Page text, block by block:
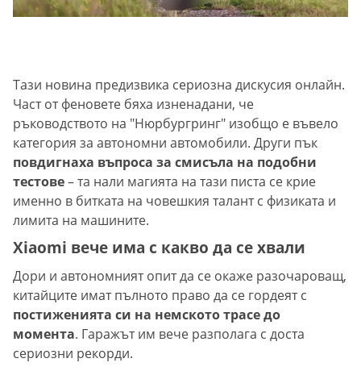
Тази новина предизвика сериозна дискусия онлайн.
Част от феновете бяха изненадани, че
ръководството на "Нюрбургринг" изобщо е въвело
категория за автономни автомобили. Други пък
повдигнаха въпроса за смисъла на подобни
тестове– та нали магията на тази писта се крие
именно в битката на човешкия талант с физиката и
лимита на машините.
Xiaomi вече има с какво да се хвали
Дори и автономният опит да се окаже разочароващ,
китайците имат пълното право да се гордеят с
постиженията си на немското трасе до
момента. Гаражът им вече разполага с доста
сериозни рекорди.